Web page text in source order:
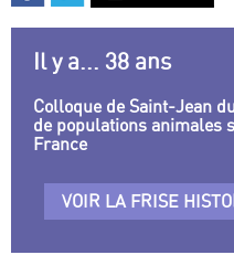
Il y a... 38 ans
Colloque de Saint-Jean
de populations animales
France
VOIR LA FRISE